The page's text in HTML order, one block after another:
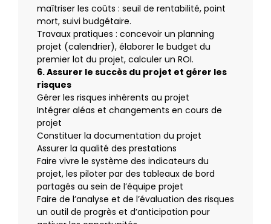
maîtriser les coûts : seuil de rentabilité, point
mort, suivi budgétaire.
Travaux pratiques : concevoir un planning
projet (calendrier), élaborer le budget du
premier lot du projet, calculer un ROI.
6. Assurer le succès du projet et gérer les
risques
Gérer les risques inhérents au projet
Intégrer aléas et changements en cours de
projet
Constituer la documentation du projet
Assurer la qualité des prestations
Faire vivre le système des indicateurs du
projet, les piloter par des tableaux de bord
partagés au sein de l’équipe projet
Faire de l’analyse et de l’évaluation des risques
un outil de progrès et d’anticipation pour